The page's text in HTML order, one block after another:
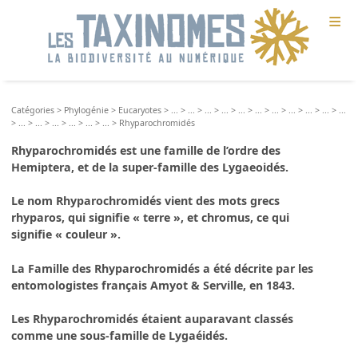
≡
Catégories > Phylogénie > Eucaryotes > > > > > > > > > > >
>
> > > > > > Rhyparochromidés
Rhyparochromidés est une famille de l’ordre des
Hemiptera, et de la super-famille des Lygaeoidés.
Le nom Rhyparochromidés vient des mots grecs
rhyparos, qui signifie « terre », et chromus, ce qui
signifie « couleur ».
La Famille des Rhyparochromidés a été décrite par les
entomologistes français Amyot & Serville, en 1843.
Les Rhyparochromidés étaient auparavant classés
comme une sous-famille de Lygaéidés.